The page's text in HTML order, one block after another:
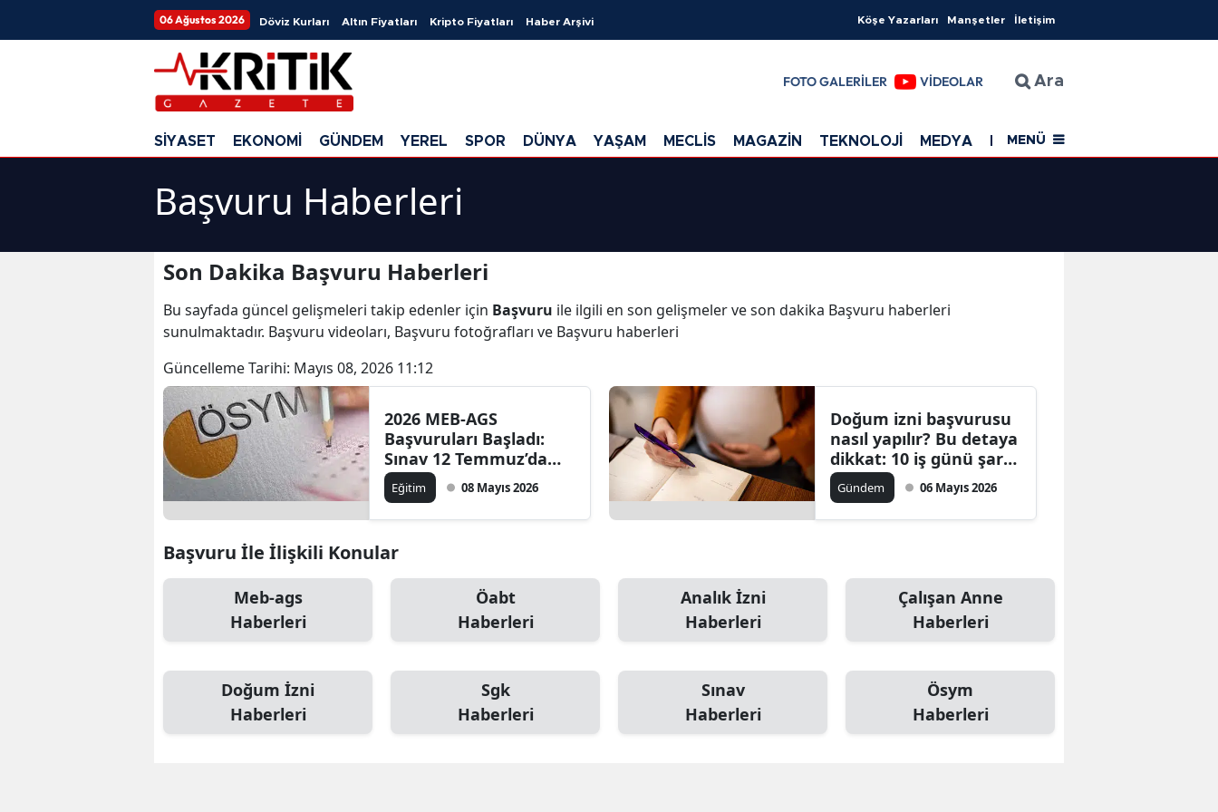
06 Ağustos 2026 Döviz Kurları Altın Fiyatları Kripto Fiyatları Haber Arşivi Köşe Yazarları Manşetler İletişim
FOTO GALERİLER VİDEOLAR Ara
SİYASET EKONOMİ GÜNDEM YEREL SPOR DÜNYA YAŞAM MECLİS MAGAZİN TEKNOLOJİ MEDYA EĞİTİM SAĞLIK
MENÜ
Başvuru Haberleri
Son Dakika Başvuru Haberleri
Bu sayfada güncel gelişmeleri takip edenler için Başvuru ile ilgili en son gelişmeler ve son dakika Başvuru haberleri
sunulmaktadır. Başvuru videoları, Başvuru fotoğrafları ve Başvuru haberleri
Güncelleme Tarihi: Mayıs 08, 2026 11:12
2026 MEB-AGS
Başvuruları Başladı:
Sınav 12 Temmuz’da
Yapılacak
Eğitim 08 Mayıs 2026
Doğum izni başvurusu
nasıl yapılır? Bu detaya
dikkat: 10 iş günü şartı
var
Gündem 06 Mayıs 2026
Başvuru İle İlişkili Konular
Meb-ags
Haberleri
Öabt
Haberleri
Analık İzni
Haberleri
Çalışan Anne
Haberleri
Doğum İzni
Haberleri
Sgk
Haberleri
Sınav
Haberleri
Ösym
Haberleri